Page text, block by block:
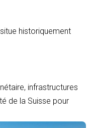
historiquement
infrastructures
de la Suisse pour